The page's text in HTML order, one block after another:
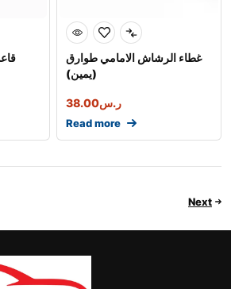
غطاء الرشاش الامامي طوارق
(يمين)
ر.س38.00
Read more
Next